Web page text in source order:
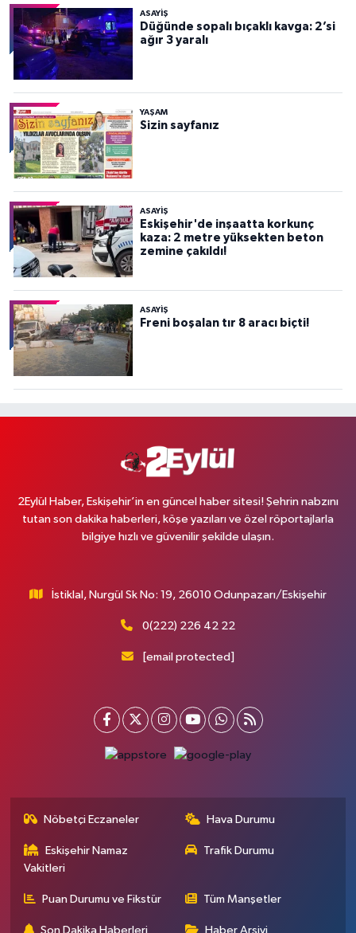
ASAYİŞ
Düğünde sopalı bıçaklı kavga: 2’si
ağır 3 yaralı
YAŞAM
Sizin sayfanız
ASAYİŞ
Eskişehir'de inşaatta korkunç
kaza: 2 metre yüksekten beton
zemine çakıldı!
ASAYİŞ
Freni boşalan tır 8 aracı biçti!
2Eylül Haber, Eskişehir’in en güncel haber sitesi! Şehrin nabzını
tutan son dakika haberleri, köşe yazıları ve özel röportajlarla
bilgiye hızlı ve güvenilir şekilde ulaşın.
İstiklal, Nurgül Sk No: 19, 26010 Odunpazarı/Eskişehir
0(222) 226 42 22
[email protected]
Nöbetçi Eczaneler Hava Durumu
Eskişehir Namaz
Vakitleri
Trafik Durumu
Puan Durumu ve Fikstür Tüm Manşetler
Son Dakika Haberleri Haber Arşivi